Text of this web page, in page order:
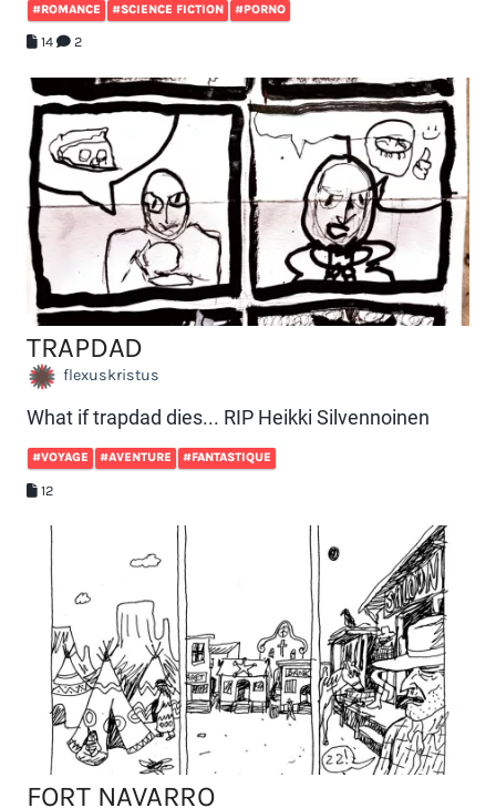
#ROMANCE #SCIENCE FICTION #PORNO
14 2
TRAPDAD
flexuskristus
What if trapdad dies... RIP Heikki Silvennoinen
#VOYAGE #AVENTURE #FANTASTIQUE
12
FORT NAVARRO